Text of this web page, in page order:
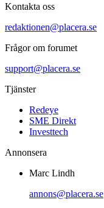
Kontakta oss
redaktionen@placera.se
Frågor om forumet
support@placera.se
Tjänster
Redeye
SME Direkt
Investtech
Annonsera
Marc Lindh
annons@placera.se